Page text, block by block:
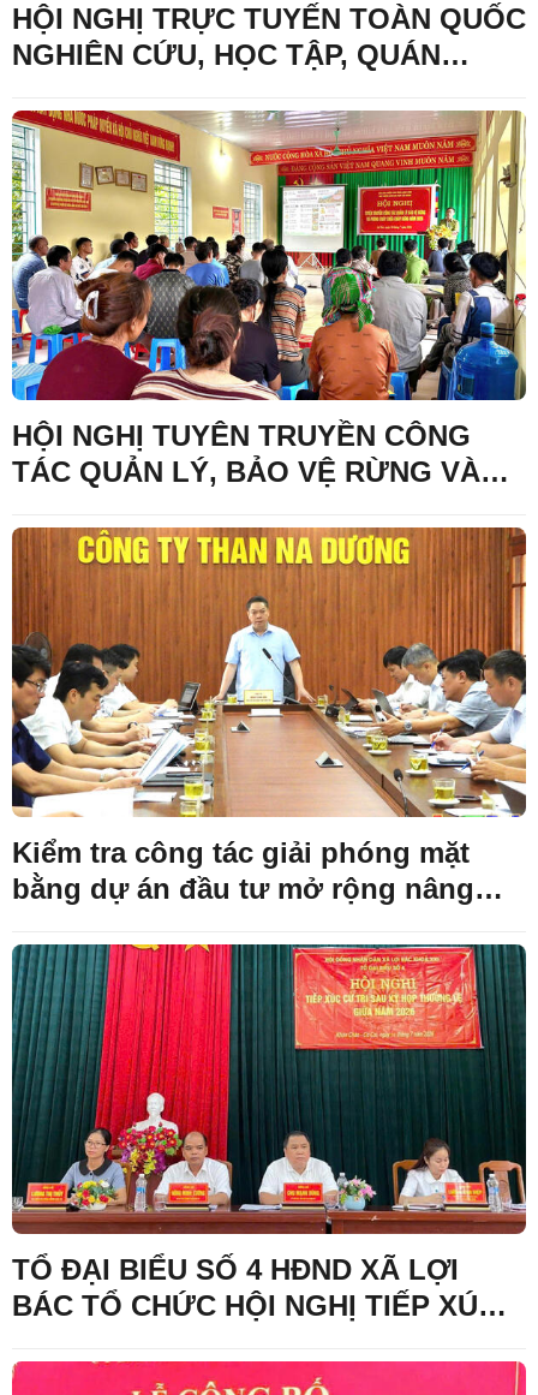
HỘI NGHỊ TRỰC TUYẾN TOÀN QUỐC
NGHIÊN CỨU, HỌC TẬP, QUÁN
TOÀN QUỐC LẦN THỨ XIII
HỘI NGHỊ TUYÊN TRUYỀN CÔNG
TÁC QUẢN LÝ, BẢO VỆ RỪNG VÀ
NĂM 2026 TRÊN ĐỊA BÀN XÃ LỢI
BÁC
Kiểm tra công tác giải phóng mặt
bằng dự án đầu tư mở rộng nâng
Dương-VVMI
TỔ ĐẠI BIỂU SỐ 4 HĐND XÃ LỢI
BÁC TỔ CHỨC HỘI NGHỊ TIẾP XÚC
GIỮA NĂM 2026 ĐỐI VỚI CỬ TRI